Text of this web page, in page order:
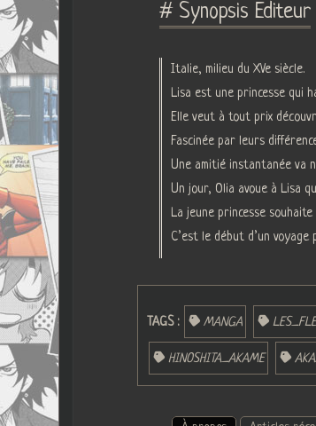
# Synopsis Editeur
Italie, milieu du XVe siècle.
Lisa est une princesse qui
Elle veut à tout prix
Fascinée par leurs
Une amitié instantanée va
Un jour, Olia avoue à Lisa
La jeune princesse
C’est le début d’un
TAGS : MANGA
HINOSHITA_AKAME